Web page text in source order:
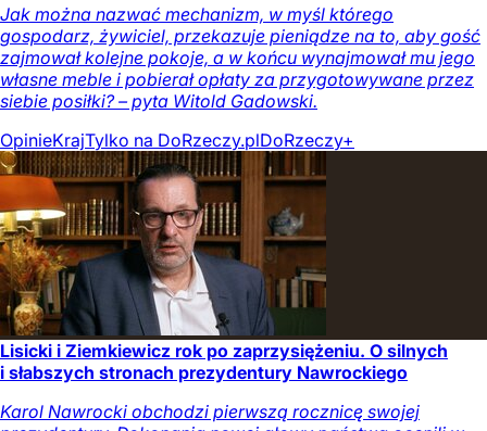
Jak można nazwać mechanizm, w myśl którego
gospodarz, żywiciel, przekazuje pieniądze na to, aby gość
zajmował kolejne pokoje, a w końcu wynajmował mu jego
własne meble i pobierał opłaty za przygotowywane przez
siebie posiłki? – pyta Witold Gadowski.
OpinieKrajTylko na DoRzeczy.plDoRzeczy+
Lisicki i Ziemkiewicz rok po zaprzysiężeniu. O silnych
i słabszych stronach prezydentury Nawrockiego
Karol Nawrocki obchodzi pierwszą rocznicę swojej